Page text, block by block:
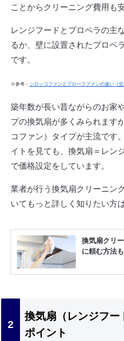
ことからクリーニング費用も
レンジフードとプロペラの主
るか、壁に設置されたプロペ
です。
※参考： シロッコファンとプロペラファンの違い（交
築年数が長い昔ながらのお家
プの換気扇が多くみられます
コファン）タイプが主流です
イトを見ても、換気扇＝レン
で価格設定をしています。
業者が行う換気扇クリーニン
いてもっと詳しく知りたい方
換気扇クリ
に頼む方法
換気扇（レンジフ
ポイント